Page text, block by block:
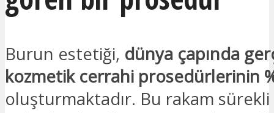
Burun estetiği, dünya çapında
kozmetik cerrahi prosedürlerinin
oluşturmaktadır. Bu rakam sürekli